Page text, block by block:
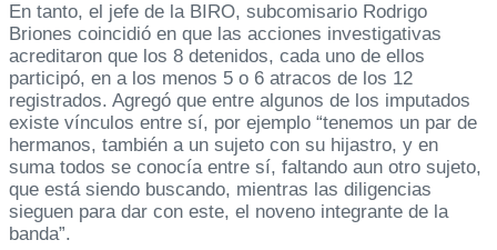
En tanto, el jefe de la BIRO, subcomisario Rodrigo
Briones coincidió en que las acciones investigativas
acreditaron que los 8 detenidos, cada uno de ellos
participó, en a los menos 5 o 6 atracos de los 12
registrados. Agregó que entre algunos de los imputados
existe vínculos entre sí, por ejemplo “tenemos un par de
hermanos, también a un sujeto con su hijastro, y en
suma todos se conocía entre sí, faltando aun otro sujeto,
que está siendo buscando, mientras las diligencias
sieguen para dar con este, el noveno integrante de la
banda”.